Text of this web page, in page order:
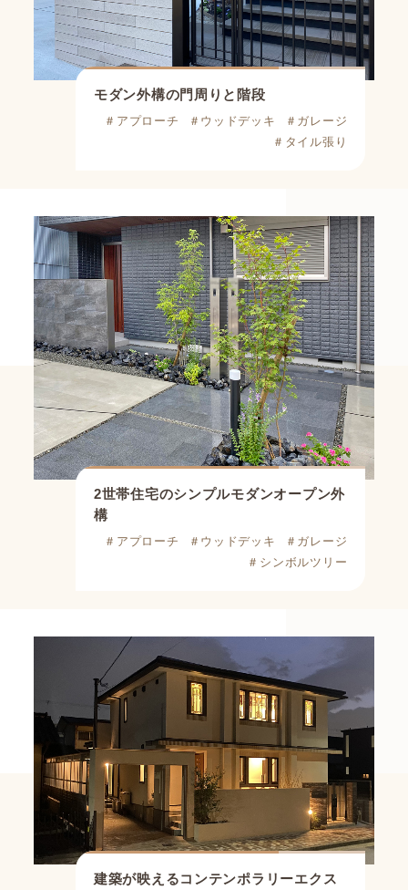
モダン外構の門周りと階段
＃アプローチ ＃ウッドデッキ
＃ガレージ
＃タイル張り
2世帯住宅のシンプルモダンオープン外
構
＃アプローチ ＃ウッドデッキ
＃ガレージ
＃シンボルツリー
建築が映えるコンテンポラリーエクス